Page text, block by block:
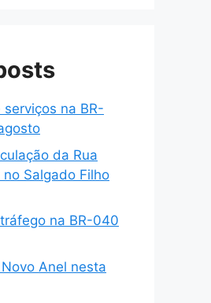
na BR-
da Rua
Salgado Filho
na BR-040
Anel nesta